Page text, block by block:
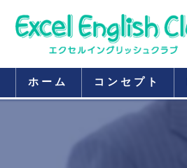
ホーム コンセプト